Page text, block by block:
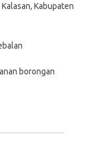
Kabupaten
borongan